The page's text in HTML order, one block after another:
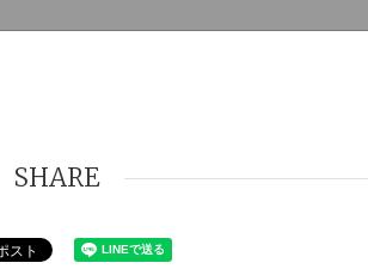
SHARE